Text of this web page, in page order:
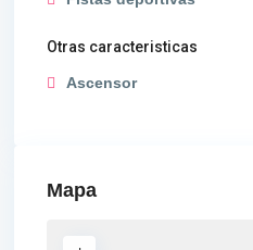
Otras caracteristicas
Ascensor
Mapa